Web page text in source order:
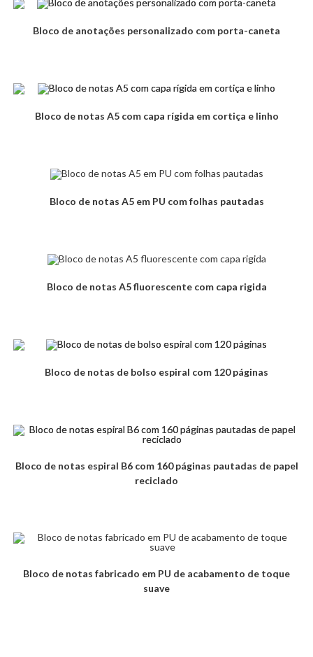
Bloco de anotações personalizado com porta-caneta
Bloco de notas A5 com capa rígida em cortiça e linho
Bloco de notas A5 em PU com folhas pautadas
Bloco de notas A5 fluorescente com capa rigida
Bloco de notas de bolso espiral com 120 páginas
Bloco de notas espiral B6 com 160 páginas pautadas de papel
reciclado
Bloco de notas fabricado em PU de acabamento de toque
suave